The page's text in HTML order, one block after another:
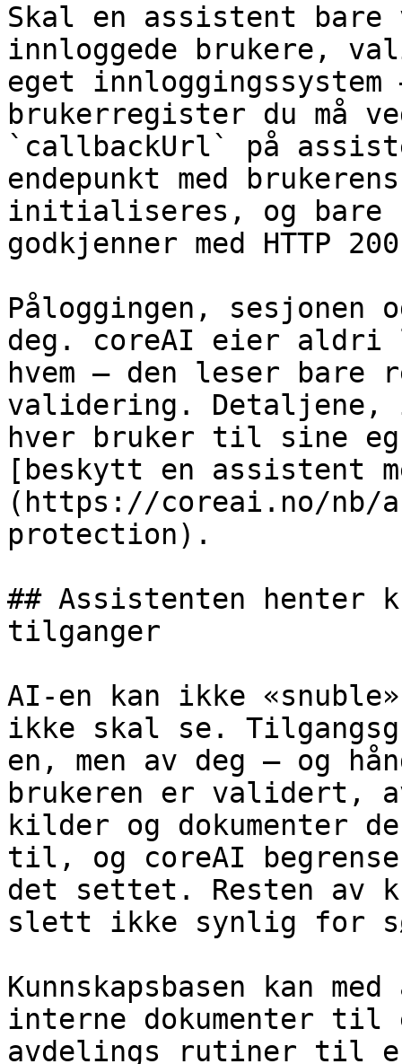
Skal en assistent
innloggede brukere,
eget
brukerregister du må
`callbackUrl` på
endepunkt med
initialiseres, og bare
godkjenner med HTTP
Påloggingen, sesjonen
deg. coreAI eier aldri
hvem – den leser bare
validering. Detaljene,
hver bruker til sine
[beskytt en assistent
(https://coreai.no/nb/
protection).
## Assistenten henter
tilganger
AI-en kan ikke
ikke skal se.
en, men av deg – og
brukeren er validert,
kilder og dokumenter
til, og coreAI
det settet. Resten av
slett ikke synlig for
Kunnskapsbasen kan
interne dokumenter til
avdelings rutiner til